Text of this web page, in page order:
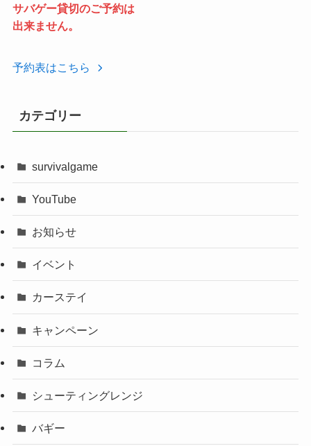
サバゲー貸切のご予約は
出来ません。
予約表はこちら
カテゴリー
survivalgame
YouTube
お知らせ
イベント
カーステイ
キャンペーン
コラム
シューティングレンジ
バギー